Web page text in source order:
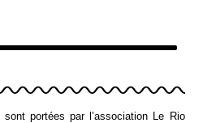
sont portées par l’association Le Rio